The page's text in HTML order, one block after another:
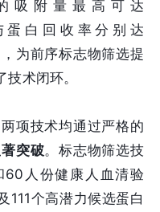
吸附量最高可达
蛋白回收率分别达
为前序标志物筛选提
术闭环。
项技术均通过严格的
突破。标志物筛选技
60人份健康人血清验
111个高潜力候选蛋白